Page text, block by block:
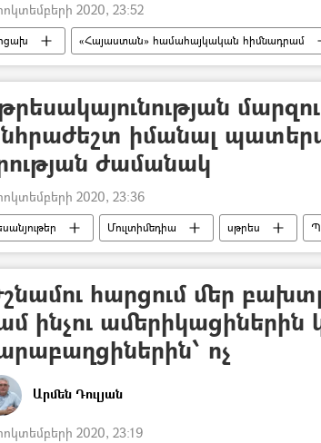
2020, 23:52
«Հայաստան» համահայկական հիմնադրամ
իմանալ
ժամանակ
2020, 23:36
Մուլտիմեդիա սթրես
ագրեսիան Արցախում - 2020
հարցում մեր
ինչու ամերիկացիներին
ոչ
Արմեն Դուլյան
2020, 23:19